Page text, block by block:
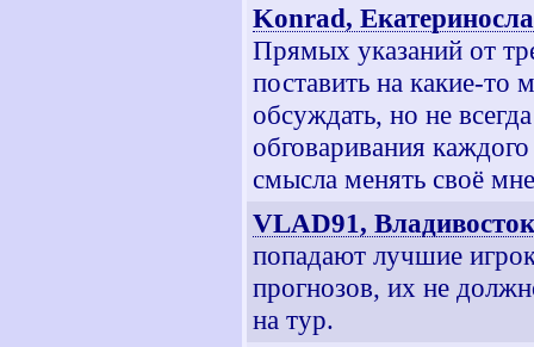
Konrad,
Прямых указаний от
поставить на какие-то
обсуждать, но не
обговаривания
смысла менять своё
VLAD91, Владивосток
попадают лучшие
прогнозов, их не
на тур.